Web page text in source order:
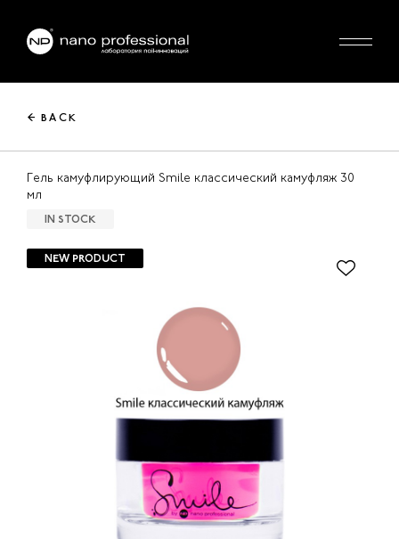
← BACK
Гель камуфлирующий Smile классический камуфляж 30
мл
IN STOCK
NEW PRODUCT